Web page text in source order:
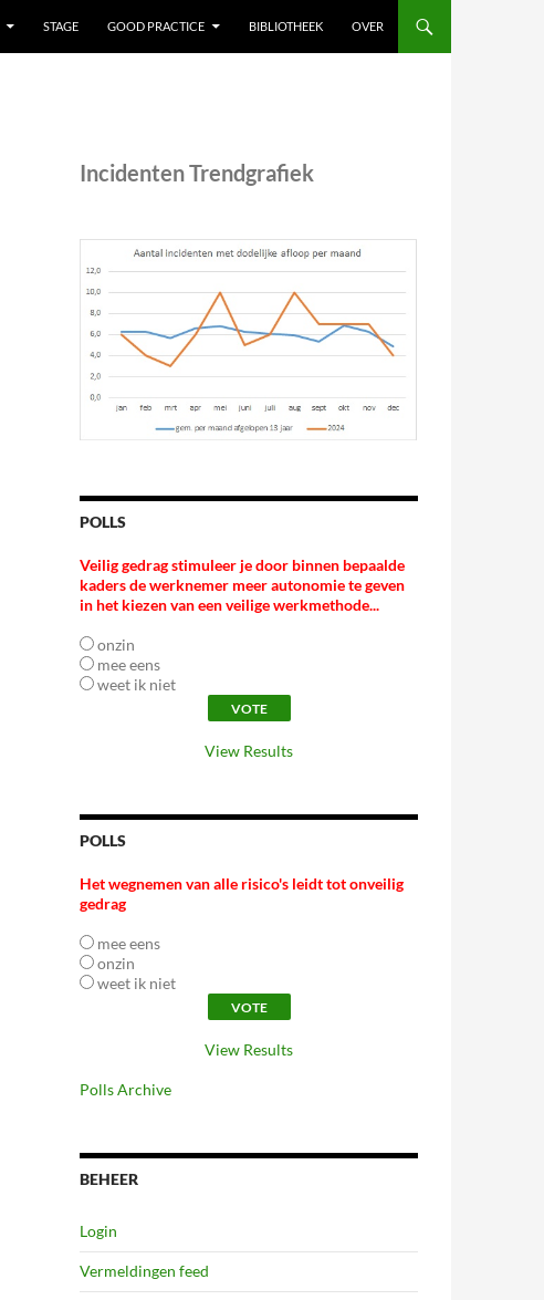
STAGE GOOD PRACTICE BIBLIOTHEEK OVER
Incidenten Trendgrafiek
POLLS
Veilig gedrag stimuleer je door binnen bepaalde
kaders de werknemer meer autonomie te geven
in het kiezen van een veilige werkmethode...
onzin
mee eens
weet ik niet
View Results
POLLS
Het wegnemen van alle risico's leidt tot onveilig
gedrag
mee eens
onzin
weet ik niet
View Results
Polls Archive
BEHEER
Login
Vermeldingen feed